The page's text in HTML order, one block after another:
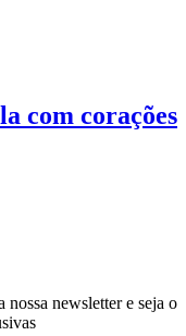
com corações
newsletter e seja o